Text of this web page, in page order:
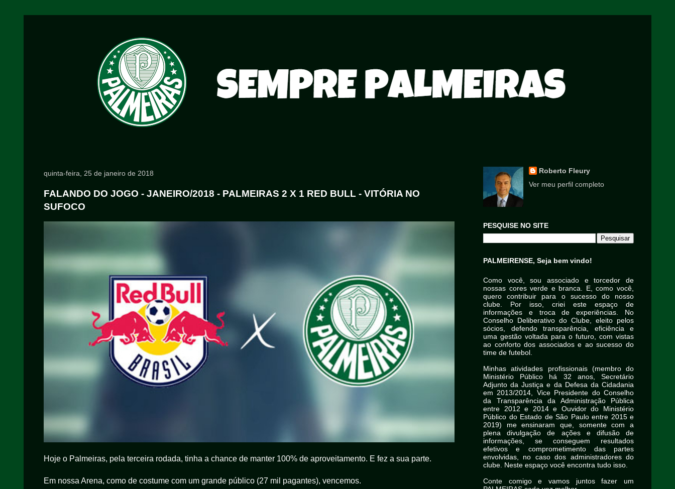
quinta-feira, 25 de janeiro de 2018
FALANDO DO JOGO - JANEIRO/2018 - PALMEIRAS 2 X 1 RED BULL - VITÓRIA NO
SUFOCO
Hoje o Palmeiras, pela terceira rodada, tinha a chance de manter 100% de aproveitamento. E fez a sua parte.
Em nossa Arena, como de costume com um grande público (27 mil pagantes), vencemos.
Roberto Fleury
Ver meu perfil completo
PESQUISE NO SITE
PALMEIRENSE, Seja bem vindo!
Como você, sou associado e torcedor de
nossas cores verde e branca. E, como você,
quero contribuir para o sucesso do nosso
clube. Por isso, criei este espaço de
informações e troca de experiências. No
Conselho Deliberativo do Clube, eleito pelos
sócios, defendo transparência, eficiência e
uma gestão voltada para o futuro, com vistas
ao conforto dos associados e ao sucesso do
time de futebol.
Minhas atividades profissionais (membro do
Ministério Público há 32 anos, Secretário
Adjunto da Justiça e da Defesa da Cidadania
em 2013/2014, Vice Presidente do Conselho
da Transparência da Administração Pública
entre 2012 e 2014 e Ouvidor do Ministério
Público do Estado de São Paulo entre 2015 e
2019) me ensinaram que, somente com a
plena divulgação de ações e difusão de
informações, se conseguem resultados
efetivos e comprometimento das partes
envolvidas, no caso dos administradores do
clube. Neste espaço você encontra tudo isso.
Conte comigo e vamos juntos fazer um